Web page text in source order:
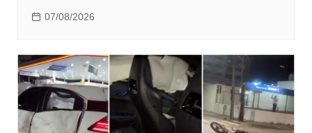
07/08/2026